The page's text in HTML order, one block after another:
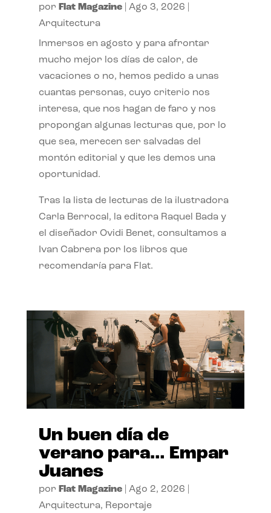
por Flat Magazine| Ago 3, 2026
Arquitectura
Inmersos en agosto y para afrontar
mucho mejor los días de calor, de
vacaciones o no, hemos pedido a unas
cuantas personas, cuyo criterio nos
interesa, que nos hagan de faro y nos
propongan algunas lecturas que, por lo
que sea, merecen ser salvadas del
montón editorial y que les demos una
oportunidad.
Tras la lista de lecturas de la ilustradora
Carla Berrocal, la editora Raquel Bada y
el diseñador Ovidi Benet, consultamos a
Ivan Cabrera por los libros que
recomendaría para Flat.
Un buen día de
verano para… Empar
Juanes
por Flat Magazine| Ago 2, 2026
Arquitectura, Reportaje